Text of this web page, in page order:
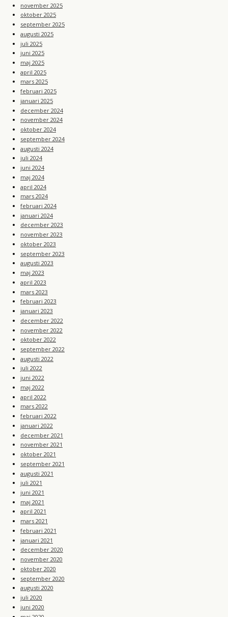
november 2025
oktober 2025
september 2025
augusti 2025
juli 2025
juni 2025
maj 2025
april 2025
mars 2025
februari 2025
januari 2025
december 2024
november 2024
oktober 2024
september 2024
augusti 2024
juli 2024
juni 2024
maj 2024
april 2024
mars 2024
februari 2024
januari 2024
december 2023
november 2023
oktober 2023
september 2023
augusti 2023
maj 2023
april 2023
mars 2023
februari 2023
januari 2023
december 2022
november 2022
oktober 2022
september 2022
augusti 2022
juli 2022
juni 2022
maj 2022
april 2022
mars 2022
februari 2022
januari 2022
december 2021
november 2021
oktober 2021
september 2021
augusti 2021
juli 2021
juni 2021
maj 2021
april 2021
mars 2021
februari 2021
januari 2021
december 2020
november 2020
oktober 2020
september 2020
augusti 2020
juli 2020
juni 2020